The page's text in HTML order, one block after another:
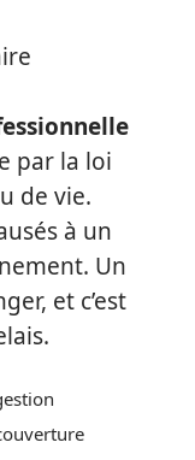
par la loi
de vie.
à un
Un
et c’est